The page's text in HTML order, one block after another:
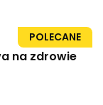
POLECANE32str
na zdrowie